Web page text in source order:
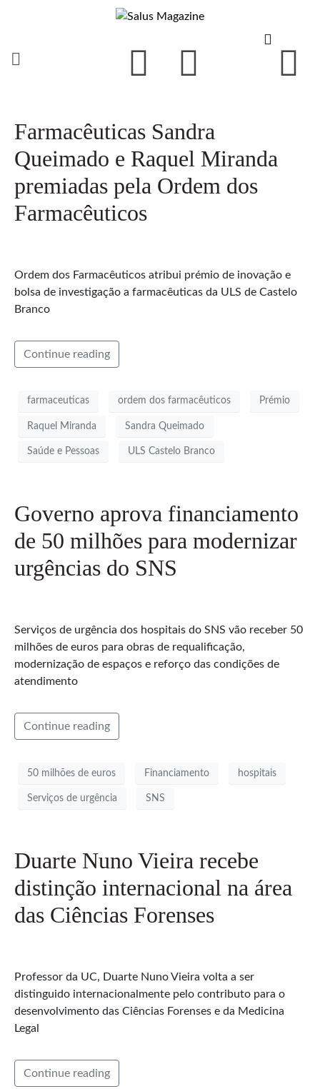
Farmacêuticas Sandra
Queimado e Raquel Miranda
premiadas pela Ordem dos
Farmacêuticos
Ordem dos Farmacêuticos atribui prémio de inovação e
bolsa de investigação a farmacêuticas da ULS de Castelo
Branco
Continue reading
farmaceuticas ordem dos farmacêuticos Prémio
Raquel Miranda Sandra Queimado
Saúde e Pessoas ULS Castelo Branco
Governo aprova financiamento
de 50 milhões para modernizar
urgências do SNS
Serviços de urgência dos hospitais do SNS vão receber 50
milhões de euros para obras de requalificação,
modernização de espaços e reforço das condições de
atendimento
Continue reading
50 milhões de euros Financiamento hospitais
Serviços de urgência SNS
Duarte Nuno Vieira recebe
distinção internacional na área
das Ciências Forenses
Professor da UC, Duarte Nuno Vieira volta a ser
distinguido internacionalmente pelo contributo para o
desenvolvimento das Ciências Forenses e da Medicina
Legal
Continue reading